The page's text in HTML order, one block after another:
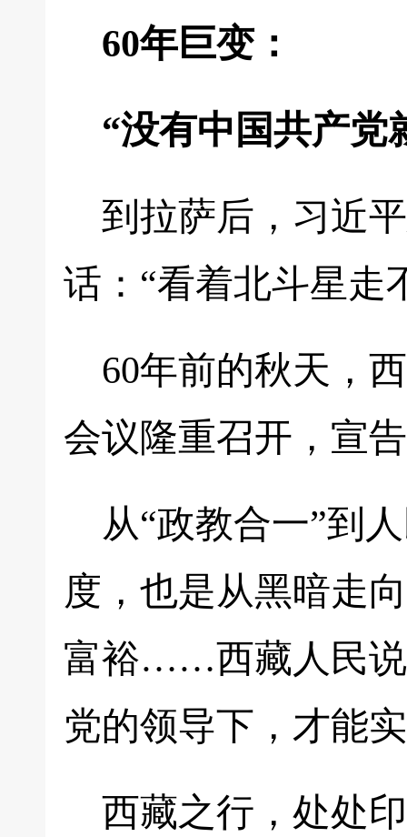
60年巨变：
“没有中国共产党
到拉萨后，习近
话：“看着北斗星走
60年前的秋天，
会议隆重召开，宣
从“政教合一”到
度，也是从黑暗走
富裕……西藏人民说
党的领导下，才能
西藏之行，处处